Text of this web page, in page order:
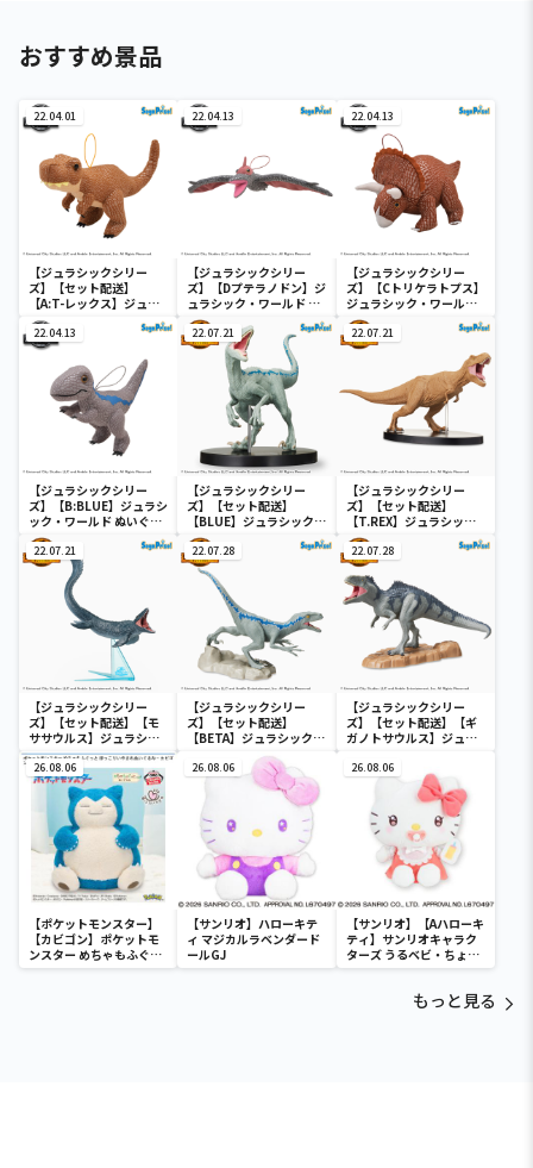
おすすめ景品
22.04.01
【ジュラシックシリー
ズ】【セット配送】
【A:T-レックス】ジュラ
シック・ワールド ぬいぐ
るみ
22.04.13
【ジュラシックシリー
ズ】【Dプテラノドン】ジ
ュラシック・ワールド ぬ
いぐるみ
22.04.13
【ジュラシックシリー
ズ】【Cトリケラトプス】
ジュラシック・ワールド
ぬいぐるみ
22.04.13
【ジュラシックシリー
ズ】【B:BLUE】ジュラシ
ック・ワールド ぬいぐる
み
22.07.21
【ジュラシックシリー
ズ】【セット配送】
【BLUE】ジュラシック・
ワールド／新たなる支配
者 [PM]フィギュ
ア“BLUE”
22.07.21
【ジュラシックシリー
ズ】【セット配送】
【T.REX】ジュラシッ
ク・ワールド／新たなる
支配者 [PM]フィギュ
ア“T.Rex”
22.07.21
【ジュラシックシリー
ズ】【セット配送】【モ
ササウルス】ジュラシッ
ク・ワールド／新たなる
支配者 [PM]フィギュ
ア“モササウルス”
22.07.28
【ジュラシックシリー
ズ】【セット配送】
【BETA】ジュラシック・
ワールド／新たなる支配
者 [PM]シチュエーショ
ンフィギュア“BETA”
22.07.28
【ジュラシックシリー
ズ】【セット配送】【ギ
ガノトサウルス】ジュラ
なる支配者 [PM]シチュ
エーションフィギュア“ギ
ガノトサウルス”
26.08.06
【ポケットモンスター】
【カビゴン】ポケットモ
ンスター めちゃもふぐっ
と ほっこりいやされぬい
26.08.06
【サンリオ】ハローキテ
ィ マジカルラベンダード
ールGJ
26.08.06
【サンリオ】【Aハローキ
ティ】サンリオキャラク
ターズ うるベビ・ちょい
デカドール
もっと見る